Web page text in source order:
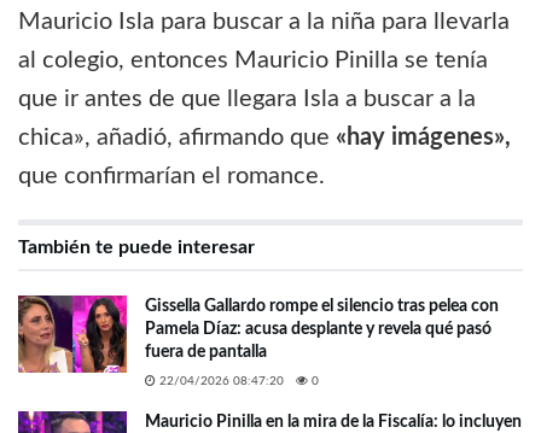
Mauricio Isla para buscar a la niña para llevarla
al colegio, entonces Mauricio Pinilla se tenía
que ir antes de que llegara Isla a buscar a la
chica», añadió, afirmando que «hay imágenes»,
que confirmarían el romance.
También te puede interesar
Gissella Gallardo rompe el silencio tras pelea con
Pamela Díaz: acusa desplante y revela qué pasó
fuera de pantalla
22/04/2026 08:47:20 0
Mauricio Pinilla en la mira de la Fiscalía: lo incluyen